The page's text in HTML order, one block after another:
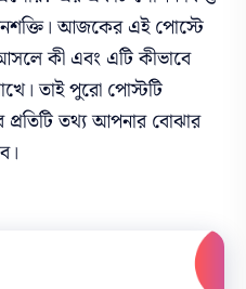
আজকের এই পোস্টে
কী এবং এটি কীভাবে
তাই পুরো পোস্টটি
তথ্য আপনার বোঝার